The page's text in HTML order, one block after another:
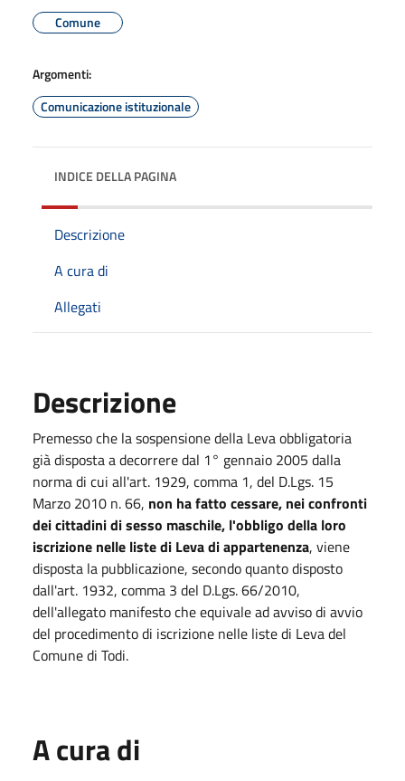
Comune
Argomenti:
Comunicazione istituzionale
INDICE DELLA PAGINA
Descrizione
A cura di
Allegati
Descrizione
Premesso che la sospensione della Leva obbligatoria
già disposta a decorrere dal 1° gennaio 2005 dalla
norma di cui all'art. 1929, comma 1, del D.Lgs. 15
Marzo 2010 n. 66, non ha fatto cessare, nei confronti
dei cittadini di sesso maschile, l'obbligo della loro
iscrizione nelle liste di Leva di appartenenza, viene
disposta la pubblicazione, secondo quanto disposto
dall'art. 1932, comma 3 del D.Lgs. 66/2010,
dell'allegato manifesto che equivale ad avviso di avvio
del procedimento di iscrizione nelle liste di Leva del
Comune di Todi.
A cura di